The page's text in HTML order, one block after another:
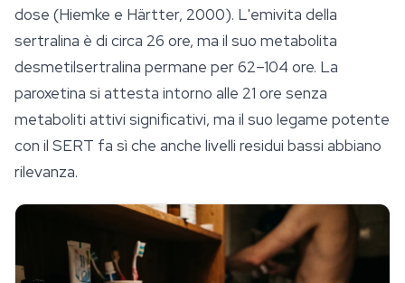
dose (Hiemke e Härtter, 2000). L'emivita della
sertralina è di circa 26 ore, ma il suo metabolita
desmetilsertralina permane per 62–104 ore. La
paroxetina si attesta intorno alle 21 ore senza
metaboliti attivi significativi, ma il suo legame potente
con il SERT fa sì che anche livelli residui bassi abbiano
rilevanza.